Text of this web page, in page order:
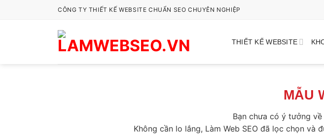
CÔNG TY THIẾT KẾ WEBSITE CHUẨN SEO CHUYÊN NGHIỆP
THIẾT KẾ WEBSITE
MẪU
Bạn chưa có ý tưởng
Không cần lo lắng, Làm Web SEO đã lọc chọn